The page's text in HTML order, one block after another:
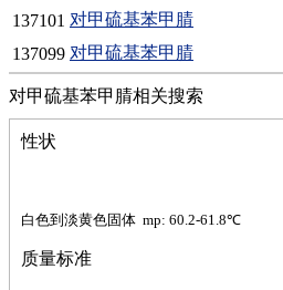
硫
铝
氯
镁
锰
硅烷
醚
钠
137101 对甲硫基苯甲腈
137099 对甲硫基苯甲腈
性状
白色到淡黄色固体 mp: 60.2-61.8℃
质量标准
对甲硫基苯甲腈相关搜索